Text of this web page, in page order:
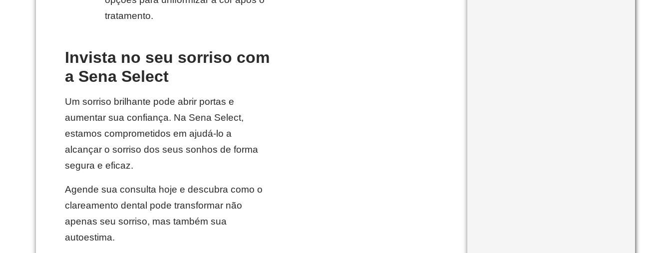
tratamento.
Invista no seu sorriso com
a Sena Select
Um sorriso brilhante pode abrir portas e
aumentar sua confiança. Na Sena Select,
estamos comprometidos em ajudá-lo a
alcançar o sorriso dos seus sonhos de forma
segura e eficaz.
Agende sua consulta hoje e descubra como o
clareamento dental pode transformar não
apenas seu sorriso, mas também sua
autoestima.